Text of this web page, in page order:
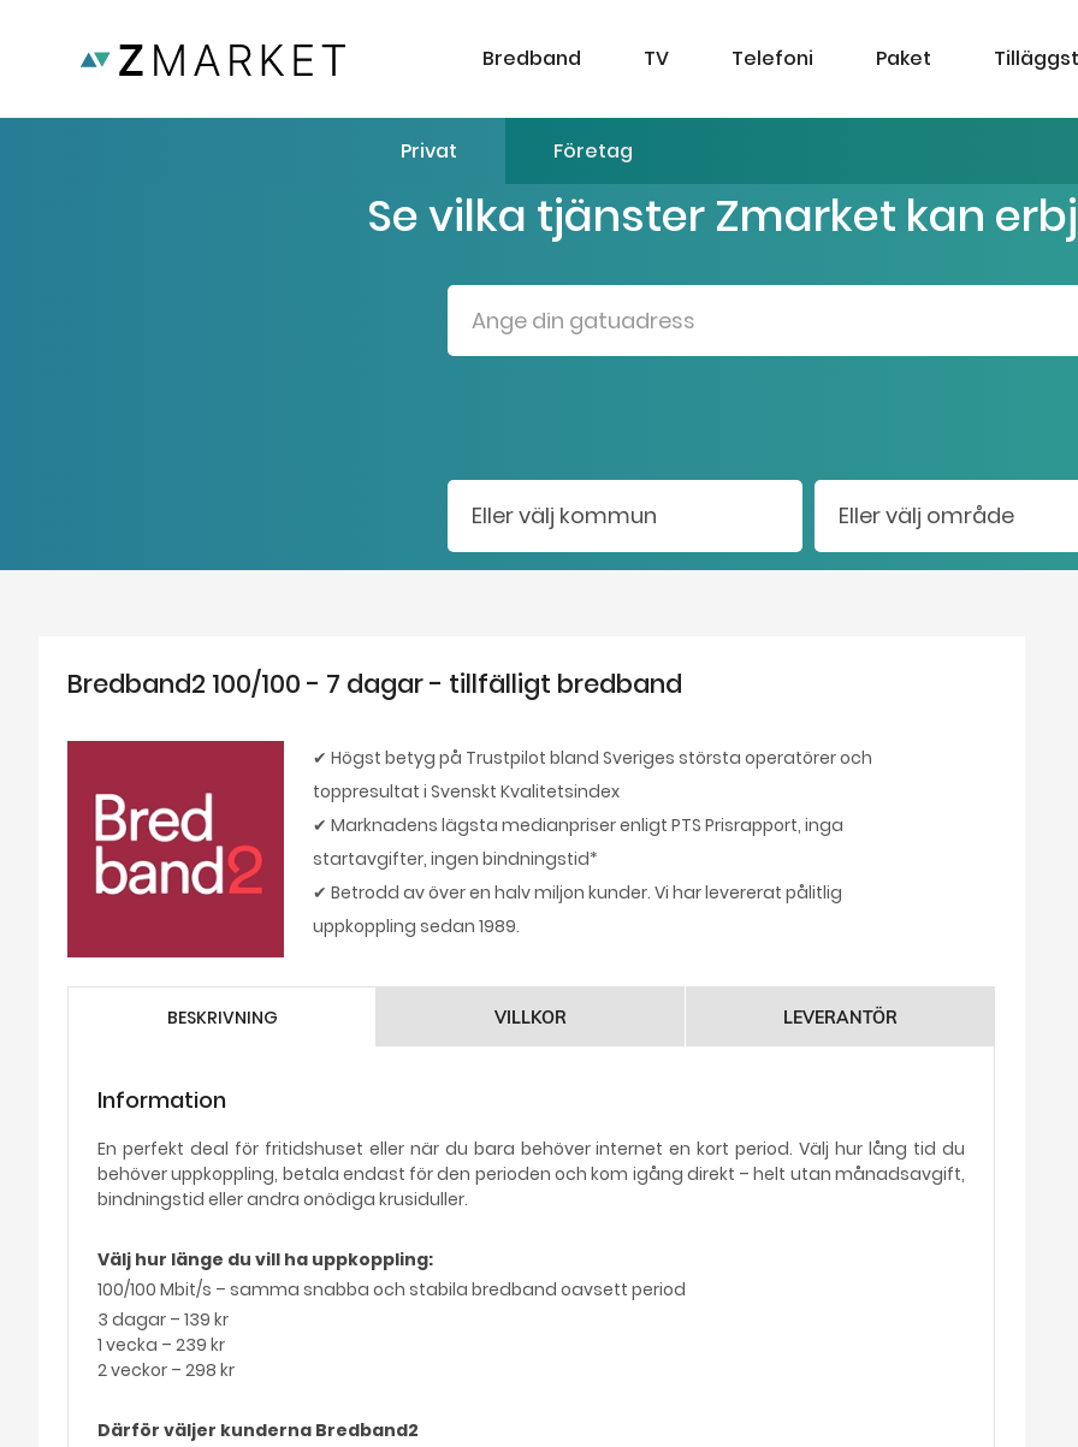
Bredband TV Telefoni Paket
Privat Företag
Se vilka tjänster Zmarket kan
Bredband2 100/100 - 7 dagar - tillfälligt bredband
✔ Högst betyg på Trustpilot bland Sveriges största operatörer och
toppresultat i Svenskt Kvalitetsindex
✔ Marknadens lägsta medianpriser enligt PTS Prisrapport, inga
startavgifter, ingen bindningstid*
✔ Betrodd av över en halv miljon kunder. Vi har levererat pålitlig
uppkoppling sedan 1989.
BESKRIVNING VILLKOR LEVERANTÖR
Information
En perfekt deal för fritidshuset eller när du bara behöver internet en kort period. Välj hur lång tid du
behöver uppkoppling, betala endast för den perioden och kom igång direkt – helt utan månadsavgift,
bindningstid eller andra onödiga krusiduller.
Välj hur länge du vill ha uppkoppling:
100/100 Mbit/s – samma snabba och stabila bredband oavsett period
3 dagar – 139 kr
1 vecka – 239 kr
2 veckor – 298 kr
Därför väljer kunderna Bredband2